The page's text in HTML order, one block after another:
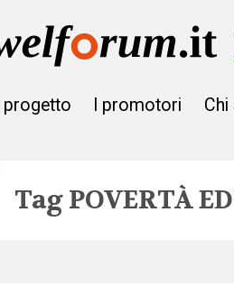
Il progetto I promotori
TagPOVERTÀ